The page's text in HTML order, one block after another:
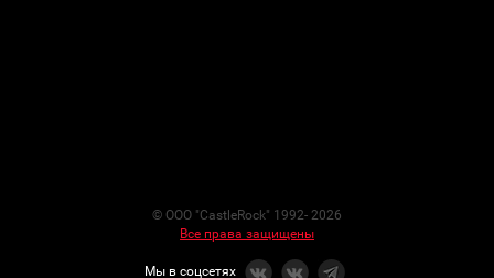
© ООО "CastleRock" 1992- 2026
Все права защищены
Мы в соцсетях